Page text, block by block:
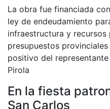
La obra fue financiada
ley de endeudamiento
infraestructura y recursos
presupuestos
positivo del
Pirola
En la fiesta
San Carlos